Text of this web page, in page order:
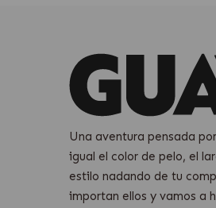
Una aventura pensada
igual el color de pelo, el
estilo nadando de tu
importan ellos y vamos a